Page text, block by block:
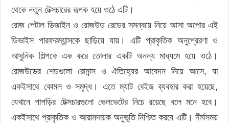
থেকে নতুন টেক্সচারের রূপক হয়ে ওঠে এটি।
রোজ পেটাল ডিজাইন ও রোজউড রেডের সমন্বয়ে নিয়ে আসা অপোর এই
ডিভাইস পারফরম্যান্সকে ছাড়িয়ে যায়। এটি প্রাকৃতিক অনুপ্রেরণা ও
আধুনিক শিল্পকে এক করে তোলার একটি অনন্য মাধ্যমে হয়ে ওঠে।
রোজউডের শেডগুলো রোমান্স ও ঐতিহ্যের আবেদন নিয়ে আসে, যা
একইসাথে কোমল ও সমৃদ্ধ। এতে ম্যাট বেইজ ব্যবহার করা হয়েছে,
যেখানে পাপড়ির টেক্সচারগুলো ভেলভেটের নিচে রয়েছে বলে মনে হবে।
একইসাথে প্রাকৃতিক ও আরামদায়ক অনুভূতি নিশ্চিত করবে এটি। দীর্ঘসময়